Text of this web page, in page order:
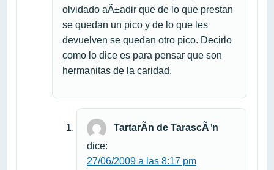
olvidado aÃ±adir que de lo que prestan
se quedan un pico y de lo que les
devuelven se quedan otro pico. Decirlo
como lo dice es para pensar que son
hermanitas de la caridad.
TartarÃ­n de TarascÃ³n
dice:
27/06/2009 a las 8:17 pm